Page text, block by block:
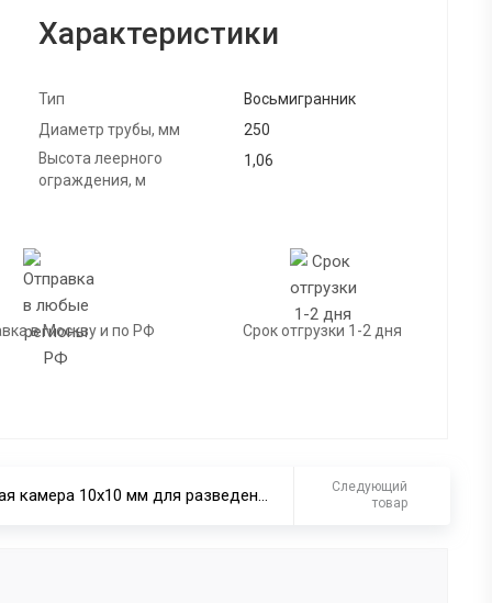
Характеристики
Тип
Восьмигранник
Диаметр трубы, мм
250
Высота леерного
ограждения, м
1,06
в Москву и по РФ Срок отгрузки 1-2 дня
Сетная камера 10х10 мм для разведения рыбы
Следующий
товар